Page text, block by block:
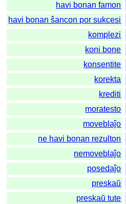
havi bonan famon
havi bonan ŝancon por sukcesi
komplezi
koni bone
konsentite
korekta
krediti
moratesto
moveblaĵo
ne havi bonan rezulton
nemoveblaĵo
posedaĵo
preskaŭ
preskaŭ tute